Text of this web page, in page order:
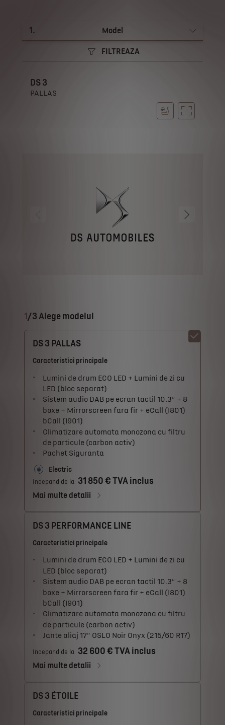
1 . Model
FILTREAZA
DS 3
PALLAS
1 /3 Alege modelul
DS 3 PALLAS
Caracteristici principale
Lumini de drum ECO LED + Lumini de zi cu
LED (bloc separat)
Sistem audio DAB pe ecran tactil 10.3” + 8
boxe + Mirrorscreen fara fir + eCall (I801)
bCall (I901)
Climatizare automata monozona cu filtru
de particule (carbon activ)
Pachet Siguranta
Electric
Incepand de la 31 850 € TVA inclus
Mai multe detalii
DS 3 PERFORMANCE LINE
Caracteristici principale
Lumini de drum ECO LED + Lumini de zi cu
LED (bloc separat)
Sistem audio DAB pe ecran tactil 10.3” + 8
boxe + Mirrorscreen fara fir + eCall (I801)
bCall (I901)
Climatizare automata monozona cu filtru
de particule (carbon activ)
Jante aliaj 17" OSLO Noir Onyx (215/60 R17)
Incepand de la 32 600 € TVA inclus
Mai multe detalii
DS 3 ÉTOILE
Caracteristici principale